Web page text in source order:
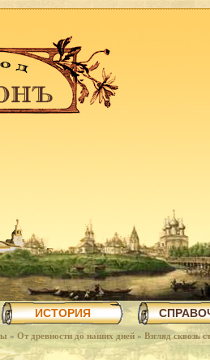
ИСТОРИЯ
» От древности до наших дней » Взгляд сквозь